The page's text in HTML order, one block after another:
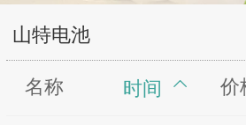
山特电池
名称 时间 价